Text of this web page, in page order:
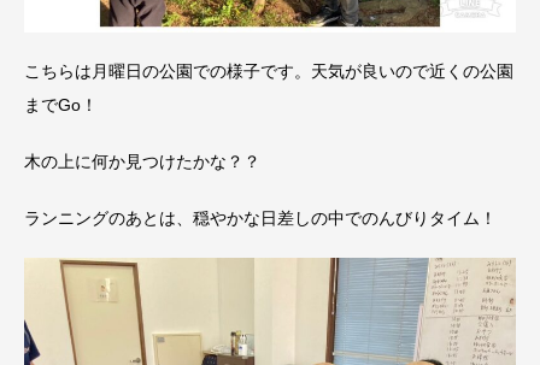
こちらは月曜日の公園での様子です。天気が良いので近くの公園
までGo！
木の上に何か見つけたかな？？
ランニングのあとは、穏やかな日差しの中でのんびりタイム！